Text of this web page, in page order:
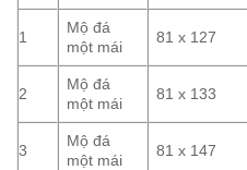
1
Mộ đá
một mái
81 x 127
2
Mộ đá
một mái
81 x 133
3
Mộ đá
một mái
81 x 147